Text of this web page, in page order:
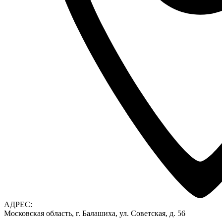
АДРЕС:
Московская область, г. Балашиха, ул. Советская, д. 56